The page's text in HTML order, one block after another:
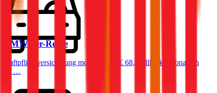
BMW 3er-Reihe
Haftpflichtversicherung monatlich ab € 68,
Vollkasko monatlich
ab …